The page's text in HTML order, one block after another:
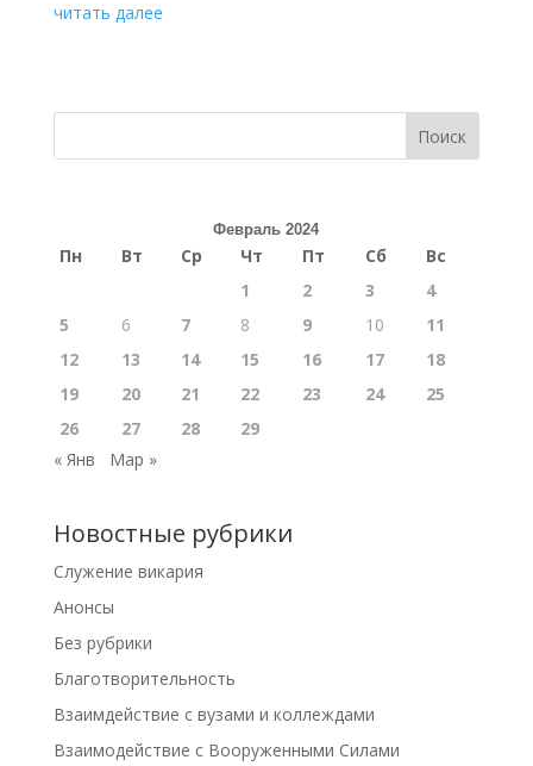
читать далее
Поиск
Февраль 2024
Пн Вт Ср Чт Пт Сб
Вс
1
2 3
4
5
6 7 8 9 10
11
12
13 14 15 16 17
18
19
20 21 22 23 24
25
26
27 28
29
« Янв
Мар »
Новостные рубрики
Cлужение викария
Анонсы
Без рубрики
Благотворительность
Взаимдействие с вузами и коллеждами
Взаимодействие с Вооруженными Силами